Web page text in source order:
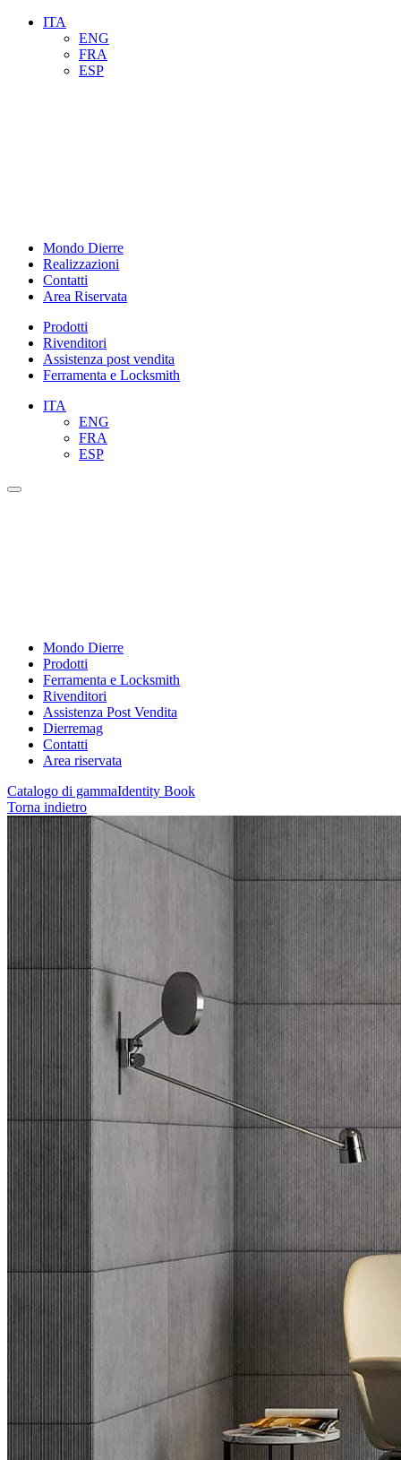
ITA
ENG
FRA
ESP
Mondo Dierre
Realizzazioni
Contatti
Area Riservata
Prodotti
Rivenditori
Assistenza post vendita
Ferramenta e Locksmith
ITA
ENG
FRA
ESP
Mondo Dierre
Prodotti
Ferramenta e Locksmith
Rivenditori
Assistenza Post Vendita
Dierremag
Contatti
Area riservata
Catalogo di gammaIdentity Book
Torna indietro